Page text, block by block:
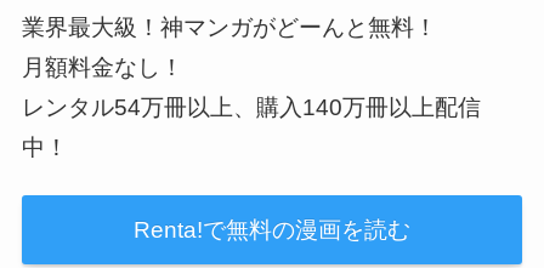
業界最大級！神マンガがどーんと無料！
月額料金なし！
レンタル54万冊以上、購入140万冊以上配信
中！
Renta!で無料の漫画を読む